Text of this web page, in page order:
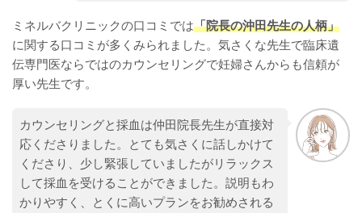
ミネルバクリニックの口コミでは「院長の沖田先生の人柄」
に関する口コミが多くみられました。気さくな先生で臨床遺
伝専門医ならではのカウンセリングで妊婦さんからも信頼が
厚い先生です。
カウンセリングと採血は仲田院長先生が直接対
応くださりました。とても気さくに話しかけて
くださり、少し緊張していましたがリラックス
して採血を受けることができました。説明もわ
かりやすく、とくに高いプランをお勧めされる